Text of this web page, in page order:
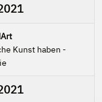
Kunst haben -